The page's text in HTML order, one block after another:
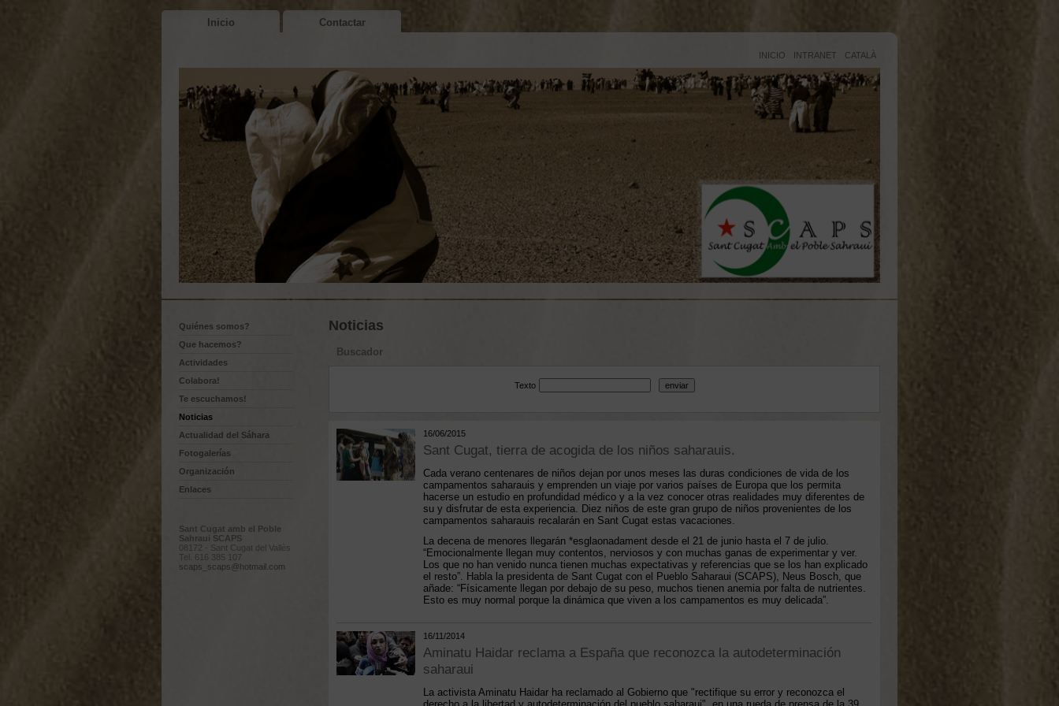
Inicio Contactar
INICIO INTRANET CATALÀ
Quiénes somos?
Que hacemos?
Actividades
Colabora!
Te escuchamos!
Noticias
Actualidad del Sáhara
Fotogalerías
Organización
Enlaces
Sant Cugat amb el Poble
Sahraui SCAPS
08172 - Sant Cugat del Vallès
Tel. 616 385 107
scaps_scaps@hotmail.com
Noticias
Buscador
Texto
16/06/2015
Sant Cugat, tierra de acogida de los niños saharauis.
Cada verano centenares de niños dejan por unos meses las duras condiciones de vida de los
campamentos saharauis y emprenden un viaje por varios países de Europa que los permita
hacerse un estudio en profundidad médico y a la vez conocer otras realidades muy diferentes de
su y disfrutar de esta experiencia. Diez niños de este gran grupo de niños provenientes de los
campamentos saharauis recalarán en Sant Cugat estas vacaciones.
La decena de menores llegarán *esglaonadament desde el 21 de junio hasta el 7 de julio.
“Emocionalmente llegan muy contentos, nerviosos y con muchas ganas de experimentar y ver.
Los que no han venido nunca tienen muchas expectativas y referencias que se los han explicado
el resto”. Habla la presidenta de Sant Cugat con el Pueblo Saharaui (SCAPS), Neus Bosch, que
añade: “Físicamente llegan por debajo de su peso, muchos tienen anemia por falta de nutrientes.
Esto es muy normal porque la dinámica que viven a los campamentos es muy delicada”.
16/11/2014
Aminatu Haidar reclama a España que reconozca la autodeterminación
saharaui
La activista Aminatu Haidar ha reclamado al Gobierno que "rectifique su error y reconozca el